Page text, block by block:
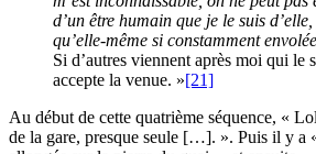
d’un être humain que je le suis
qu’elle-même si constamment
Si d’autres viennent après moi qui le
accepte la venue. »[21]
Au début de cette quatrième séquence, «
de la gare, presque seule […]. ». Puis il y a